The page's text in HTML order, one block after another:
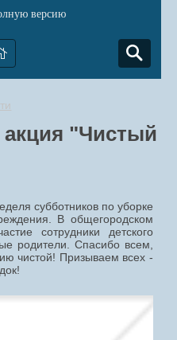
версию
"Чистый
субботников по уборке
В общегородском
сотрудники детского
родители. Спасибо всем,
чистой! Призываем всех -